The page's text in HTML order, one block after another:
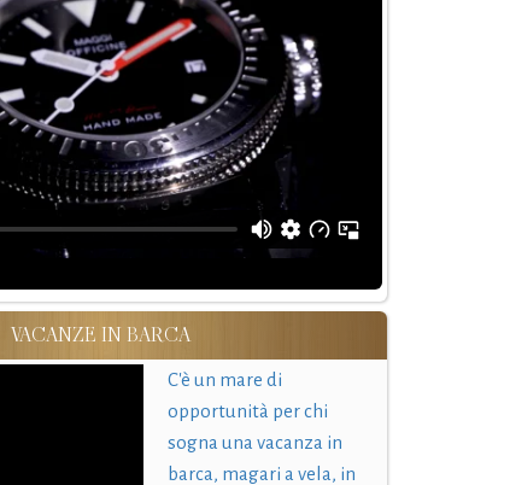
VACANZE IN BARCA
C'è un mare di
opportunità per chi
sogna una vacanza in
barca, magari a vela, in